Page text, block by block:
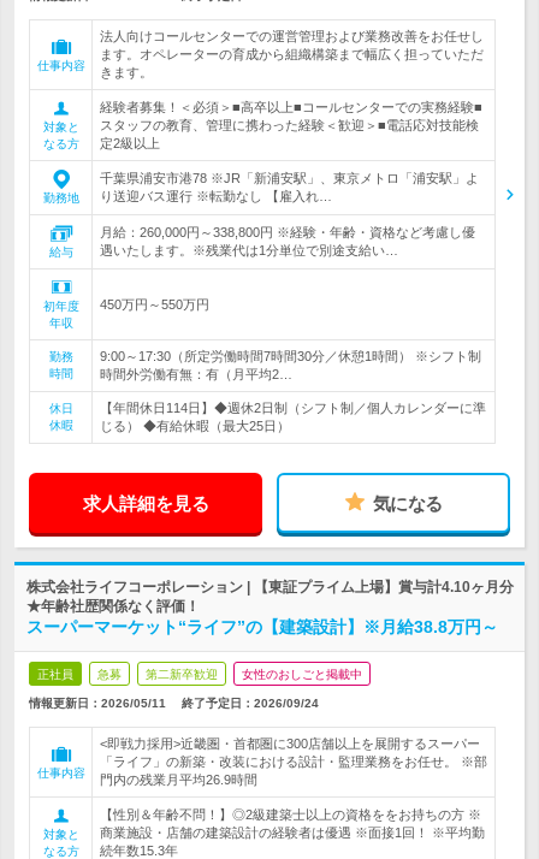
仕事内容
法人向けコールセンターでの運営管理および業務改善をお任せし
ます。オペレーターの育成から組織構築まで幅広く担っていただ
きます。
対象と
なる方
経験者募集！＜必須＞■高卒以上■コールセンターでの実務経験■
スタッフの教育、管理に携わった経験＜歓迎＞■電話応対技能検
定2級以上
勤務地
千葉県浦安市港78 ※JR「新浦安駅」、東京メトロ「浦安駅」よ
り送迎バス運行 ※転勤なし 【雇入れ…
給与
月給：260,000円～338,800円 ※経験・年齢・資格など考慮し優
遇いたします。※残業代は1分単位で別途支給い…
初年度
年収
450万円～550万円
勤務
時間
9:00～17:30（所定労働時間7時間30分／休憩1時間） ※シフト制
時間外労働有無：有（月平均2…
休日
休暇
【年間休日114日】◆週休2日制（シフト制／個人カレンダーに準
じる） ◆有給休暇（最大25日）
求人詳細を見る 気になる
株式会社ライフコーポレーション | 【東証プライム上場】賞与計4.10ヶ月分
★年齢社歴関係なく評価！
スーパーマーケット“ライフ”の【建築設計】※月給38.8万円～
正社員 急募 第二新卒歓迎 女性のおしごと掲載中
情報更新日：2026/05/11 終了予定日： 2026/09/24
仕事内容
<即戦力採用>近畿圏・首都圏に300店舗以上を展開するスーパー
「ライフ」の新築・改装における設計・監理業務をお任せ。 ※部
門内の残業月平均26.9時間
対象と
なる方
【性別＆年齢不問！】◎2級建築士以上の資格ををお持ちの方 ※
商業施設・店舗の建築設計の経験者は優遇 ※面接1回！ ※平均勤
続年数15.3年